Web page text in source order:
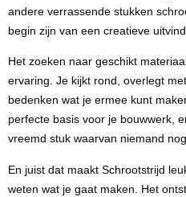
andere verrassende stukken
begin zijn van een creatieve
Het zoeken naar geschikt
ervaring. Je kijkt rond, overlegt
bedenken wat je ermee kunt
perfecte basis voor je bouwwerk,
vreemd stuk waarvan niemand
En juist dat maakt Schrootstrijd
weten wat je gaat maken. Het